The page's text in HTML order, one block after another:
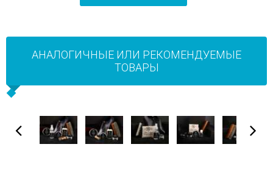
АНАЛОГИЧНЫЕ ИЛИ РЕКОМЕНДУЕМЫЕ
ТОВАРЫ